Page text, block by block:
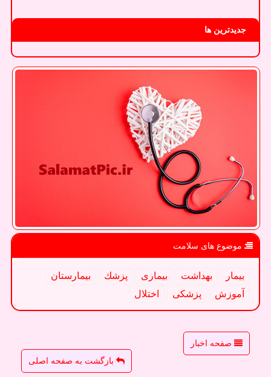
جدیدترین ها
موضوع های سلامت
بیمار بهداشت بیماری پزشك
بیمارستان
آموزش
پزشكی اختلال
صفحه اخبار
بازگشت به صفحه اصلی